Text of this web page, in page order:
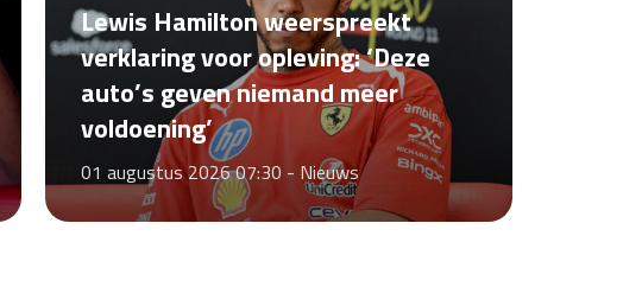
Lewis Hamilton weerspreekt
verklaring voor opleving: ‘Deze
auto’s geven niemand meer
voldoening’
01 augustus 2026 07:30 - Nieuws